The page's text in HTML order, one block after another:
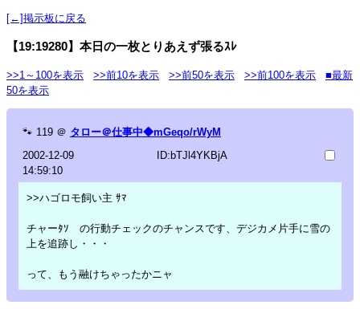
[←]掲示板に戻る
【19:19280】本日の一枚とりあえず張るｽﾚ
>>1～100を表示 >>前10を表示 >>前50を表示 >>前100を表示
■最新
50を表示
🐾 119 ＠ タロー＠仕事中◆mGeqo/rWyM
2002-12-09
14:59:10
ID:bTJl4YKBjA
>>ハゴロモ飼い主 ｻﾏ
チャーﾀｿ の行動チェックのチャンスです、デジカメ片手に雪の
上を追跡し・・・
って、もう融けちゃったかニャ